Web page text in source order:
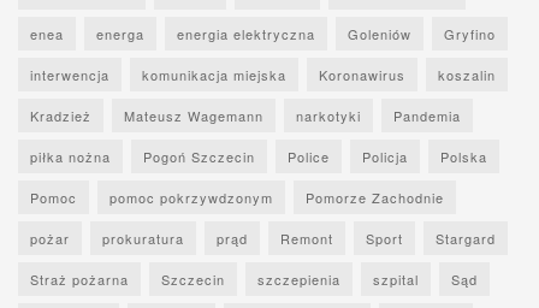
enea energa energia elektryczna Goleniów Gryfino
interwencja komunikacja miejska Koronawirus koszalin
Kradzież Mateusz Wagemann narkotyki Pandemia
piłka nożna Pogoń Szczecin Police Policja Polska
Pomoc pomoc pokrzywdzonym Pomorze Zachodnie
pożar prokuratura prąd Remont Sport Stargard
Straż pożarna Szczecin szczepienia szpital Sąd